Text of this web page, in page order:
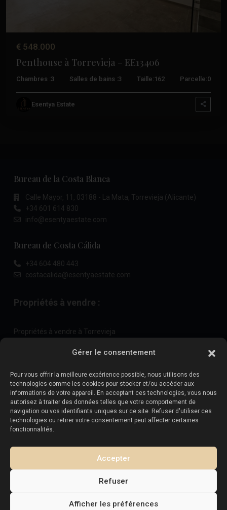
Gérer le consentement
Pour vous offrir la meilleure expérience possible, nous utilisons des
technologies comme les cookies pour stocker et/ou accéder aux
informations de votre appareil. En acceptant ces technologies, vous nous
autorisez à traiter des données telles que votre comportement de
navigation ou vos identifiants uniques sur ce site. Refuser d'utiliser ces
technologies ou retirer votre consentement peut affecter certaines
fonctionnalités.
Accepter
Refuser
Afficher les préférences
€ 548.000
Penthouse à Torrevieja – EE13406
Chambres :3 Salles de bains :3 Taille: 162 Parcelle:0
Esentya Estate
Bureau de la Costa Blanca
Calle Mayor, 11, 03188 - La Mata, Torrevieja (Alicante)
+34 601 614 830
info@esentyaestate.com
Bureau de Costa Cálida
+34 604 480 443
costacalida@esentyaestate.com
Propriétés à vendre :
Propriétés à vendre à Torrevieja
Vendez votre propriété:
Vendre une propriété à La Mata